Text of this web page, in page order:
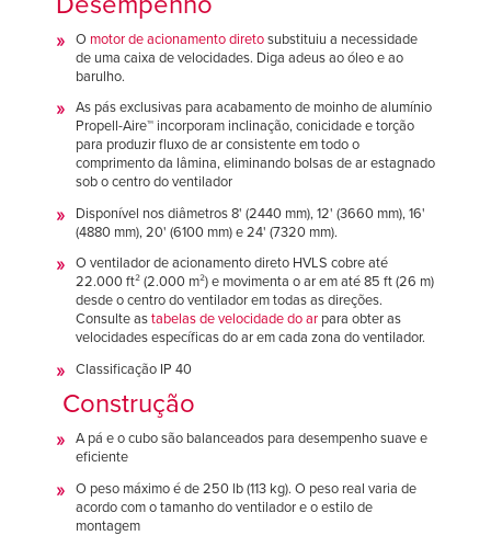
English
English
O motor de acionamento diretosubstituiu a necessidade
de uma caixa de velocidades. Diga adeus ao óleo e ao
barulho.
As pás exclusivas para acabamento de moinho de alumínio
Propell-Aire™ incorporam inclinação, conicidade e torção
para produzir fluxo de ar consistente em todo o
comprimento da lâmina, eliminando bolsas de ar estagnado
sob o centro do ventilador
Disponível nos diâmetros 8' (2440 mm), 12' (3660 mm), 16'
(4880 mm), 20' (6100 mm) e 24' (7320 mm).
O ventilador de acionamento direto HVLS cobre até
22.000 ft² (2.000 m²) e movimenta o ar em até 85 ft (26 m)
desde o centro do ventilador em todas as direções.
Consulte astabelas de velocidade do arpara obter as
velocidades específicas do ar em cada zona do ventilador.
Classificação IP 40
Construção
A pá e o cubo são balanceados para desempenho suave e
eficiente
O peso máximo é de 250 lb (113 kg). O peso real varia de
acordo com o tamanho do ventilador e o estilo de
montagem